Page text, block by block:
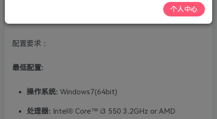
Legacy Collection》登场，包括《Mega Man Zero》1-4
代、《Mega Man ZX》以及《Mega Man ZX Advent》！
配置要求：
最低配置:
操作系统: Windows7(64bit)
处理器: Intel® Core™ i3 550 3.2GHz or AMD
个人中心